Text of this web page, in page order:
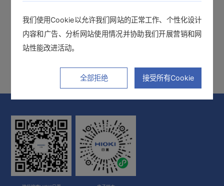
其他常见问题
开路补偿和短路补偿的“Adjustment Failure” IM7580系列
我们使用Cookie以允许我们网站的正常工作、个性化设计
内容和广告、分析网站使用情况并协助我们开展营销和网
站性能改进活动。
全部拒绝 接受所有Cookie